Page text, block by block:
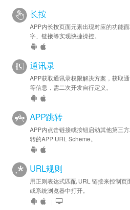
长按
APP内长按页面元素出现对应的功能
字、链接等实现快捷操控。
通讯录
APP获取通讯录权限解决方案，获取
等信息，需二次开发自行定义。
APP跳转
APP内点击链接或按钮启动其他第三
转的APP URL Scheme。
URL规则
用正则表达式匹配 URL 链接来控制
或系统浏览器中打开。
|